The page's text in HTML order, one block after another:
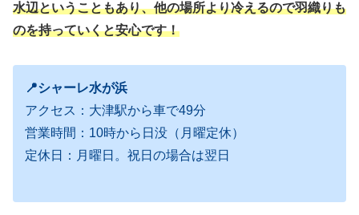
水辺ということもあり、他の場所より冷えるので羽織りも
のを持っていくと安心です！
📍シャーレ水が浜
アクセス：大津駅から車で49分
営業時間：10時から日没（月曜定休）
定休日：月曜日。祝日の場合は翌日